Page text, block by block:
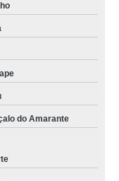
do Amarante